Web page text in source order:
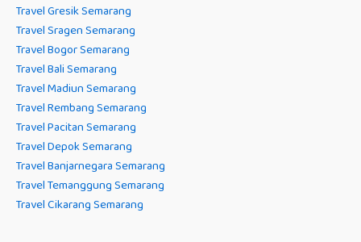
Travel Gresik Semarang
Travel Sragen Semarang
Travel Bogor Semarang
Travel Bali Semarang
Travel Madiun Semarang
Travel Rembang Semarang
Travel Pacitan Semarang
Travel Depok Semarang
Travel Banjarnegara Semarang
Travel Temanggung Semarang
Travel Cikarang Semarang